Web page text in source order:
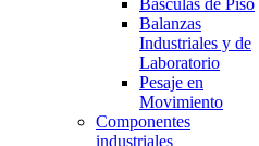
Básculas de Piso
Balanzas
Industriales y de
Laboratorio
Pesaje en
Movimiento
Componentes
industriales